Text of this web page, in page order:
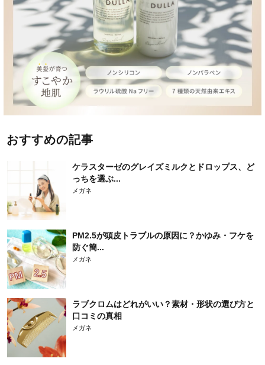
おすすめの記事
ケラスターゼのグレイズミルクとドロップス、ど
っちを選ぶ...
メガネ
PM2.5が頭皮トラブルの原因に？かゆみ・フケを
防ぐ簡...
メガネ
ラブクロムはどれがいい？素材・形状の選び方と
口コミの真相
メガネ